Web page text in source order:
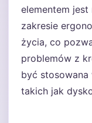
elementem
zakresie
życia, co
problemów z
być
takich jak